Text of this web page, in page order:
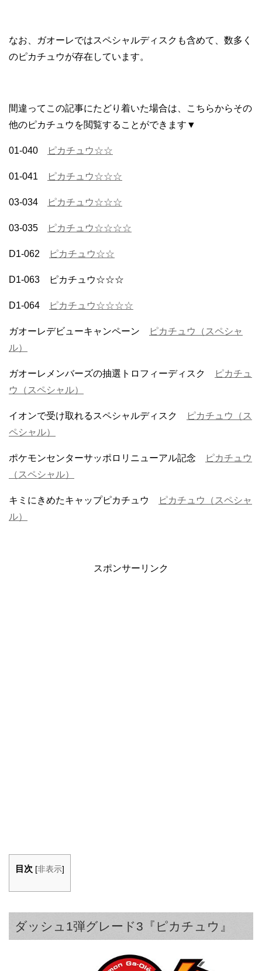
なお、ガオーレではスペシャルディスクも含めて、数多く
のピカチュウが存在しています。
間違ってこの記事にたどり着いた場合は、こちらからその
他のピカチュウを閲覧することができます▼
01-040 ピカチュウ☆☆
01-041 ピカチュウ☆☆☆
03-034 ピカチュウ☆☆☆
03-035 ピカチュウ☆☆☆☆
D1-062 ピカチュウ☆☆
D1-063 ピカチュウ☆☆☆
D1-064 ピカチュウ☆☆☆☆
ガオーレデビューキャンペーン
ピカチュウ（スペシャ
ル）
ガオーレメンバーズの抽選トロフィーディスク
ピカチュ
ウ（スペシャル）
イオンで受け取れるスペシャルディスク
ピカチュウ（ス
ペシャル）
ポケモンセンターサッポロリニューアル記念
ピカチュウ
（スペシャル）
キミにきめたキャップピカチュウ
ピカチュウ（スペシャ
ル）
スポンサーリンク
目次 [非表示]
ダッシュ1弾グレード3『ピカチュウ』